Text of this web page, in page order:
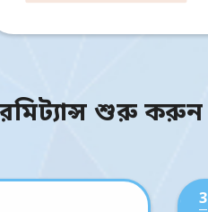
শুরু করুন
3